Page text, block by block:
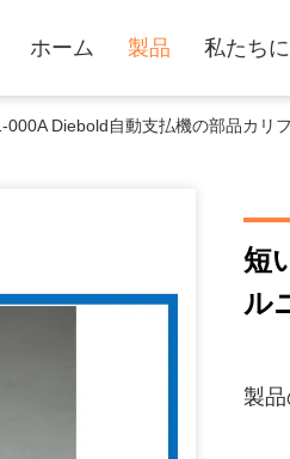
ホーム 製品 私たち
000A Diebold自動支払機の部品カリ
短
ル
製